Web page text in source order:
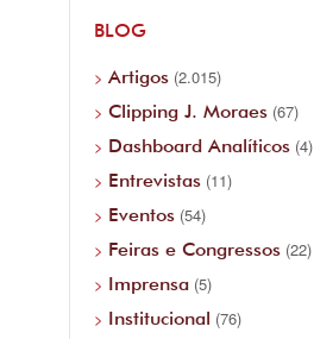
BLOG
Artigos (2.015)
Clipping J. Moraes (67)
Dashboard Analíticos (4)
Entrevistas (11)
Eventos (54)
Feiras e Congressos (22)
Imprensa (5)
Institucional (76)